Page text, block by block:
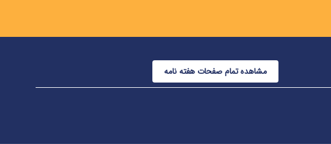
مشاهده تمام صفحات هفته نامه